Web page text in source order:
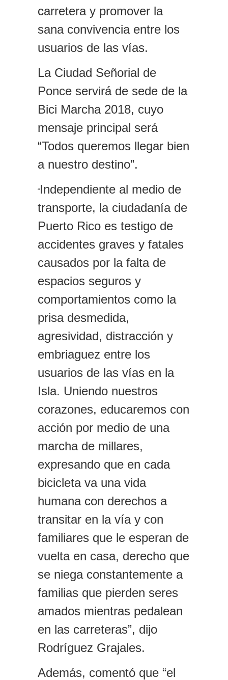
carretera y promover la
sana convivencia entre los
usuarios de las vías.
La Ciudad Señorial de
Ponce servirá de sede de la
Bici Marcha 2018, cuyo
mensaje principal será
“Todos queremos llegar bien
a nuestro destino”.
“Independiente al medio de
transporte, la ciudadanía de
Puerto Rico es testigo de
accidentes graves y fatales
causados por la falta de
espacios seguros y
comportamientos como la
prisa desmedida,
agresividad, distracción y
embriaguez entre los
usuarios de las vías en la
Isla. Uniendo nuestros
corazones, educaremos con
acción por medio de una
marcha de millares,
expresando que en cada
bicicleta va una vida
humana con derechos a
transitar en la vía y con
familiares que le esperan de
vuelta en casa, derecho que
se niega constantemente a
familias que pierden seres
amados mientras pedalean
en las carreteras”, dijo
Rodríguez Grajales.
Además, comentó que “el